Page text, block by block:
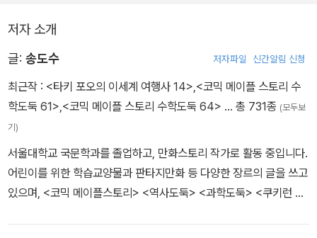
저자 소개
글: 송도수 저자파일 신간알림 신청
최근작 : <타키 포오의 이세계 여행사 14>,<코믹 메이플 스토리 수
학도둑 61>,<코믹 메이플 스토리 수학도둑 64> … 총 731종 (모두보
기)
서울대학교 국문학과를 졸업하고, 만화스토리 작가로 활동 중입니다.
어린이를 위한 학습교양물과 판타지만화 등 다양한 장르의 글을 쓰고
있으며, <코믹 메이플스토리> <역사도둑> <과학도둑> <쿠키런 어